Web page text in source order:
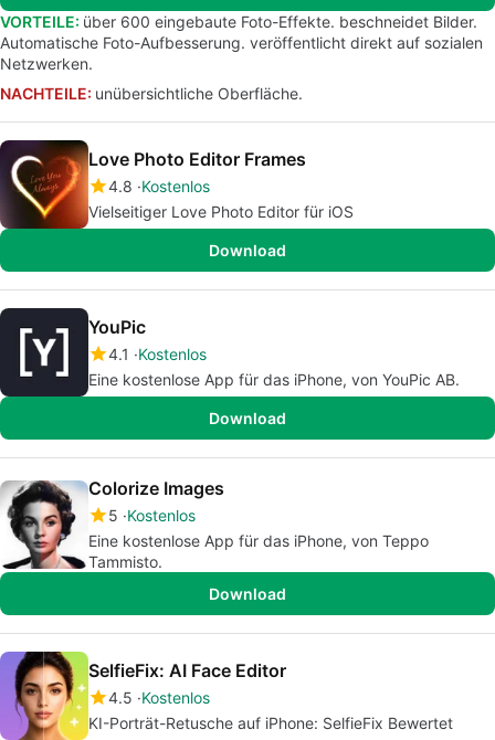
VORTEILE: über 600 eingebaute Foto-Effekte. beschneidet Bilder.
Automatische Foto-Aufbesserung. veröffentlicht direkt auf sozialen
Netzwerken.
NACHTEILE: unübersichtliche Oberfläche.
Love Photo Editor Frames
4.8 Kostenlos
Vielseitiger Love Photo Editor für iOS
Download
YouPic
4.1
Kostenlos
Eine kostenlose App für das iPhone, von YouPic AB.
Download
Colorize Images
5 Kostenlos
Eine kostenlose App für das iPhone, von Teppo
Tammisto.
Download
SelfieFix: AI Face Editor
4.5 Kostenlos
KI-Porträt-Retusche auf iPhone: SelfieFix Bewertet